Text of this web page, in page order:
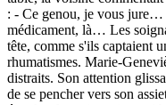
: - Ce genou, je vous
médicament, là… Les
tête, comme s'ils captaient
rhumatismes. Marie-
distraits. Son attention
de se pencher vers son